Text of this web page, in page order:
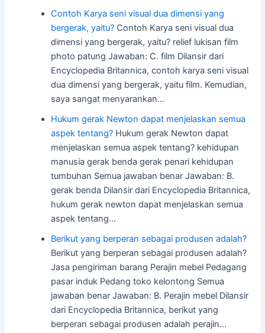
Contoh Karya seni visual dua dimensi yang
bergerak, yaitu? Contoh Karya seni visual dua
dimensi yang bergerak, yaitu? relief lukisan film
photo patung Jawaban: C. film Dilansir dari
Encyclopedia Britannica, contoh karya seni visual
dua dimensi yang bergerak, yaitu film. Kemudian,
saya sangat menyarankan…
Hukum gerak Newton dapat menjelaskan semua
aspek tentang? Hukum gerak Newton dapat
menjelaskan semua aspek tentang? kehidupan
manusia gerak benda gerak penari kehidupan
tumbuhan Semua jawaban benar Jawaban: B.
gerak benda Dilansir dari Encyclopedia Britannica,
hukum gerak newton dapat menjelaskan semua
aspek tentang…
Berikut yang berperan sebagai produsen adalah?
Berikut yang berperan sebagai produsen adalah?
Jasa pengiriman barang Perajin mebel Pedagang
pasar induk Pedang toko kelontong Semua
jawaban benar Jawaban: B. Perajin mebel Dilansir
dari Encyclopedia Britannica, berikut yang
berperan sebagai produsen adalah perajin…